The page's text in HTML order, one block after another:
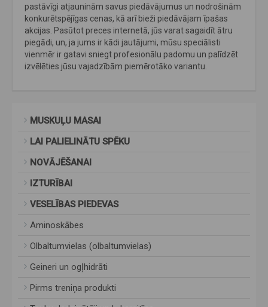
pastāvīgi atjauninām savus piedāvājumus un nodrošinām
konkurētspējīgas cenas, kā arī bieži piedāvājam īpašas
akcijas. Pasūtot preces internetā, jūs varat sagaidīt ātru
piegādi, un, ja jums ir kādi jautājumi, mūsu speciālisti
vienmēr ir gatavi sniegt profesionālu padomu un palīdzēt
izvēlēties jūsu vajadzībām piemērotāko variantu.
MUSKUĻU MASAI
LAI PALIELINĀTU SPĒKU
NOVĀJĒŠANAI
IZTURĪBAI
VESELĪBAS PIEDEVAS
Aminoskābes
Olbaltumvielas (olbaltumvielas)
Geineri un ogļhidrāti
Pirms treniņa produkti